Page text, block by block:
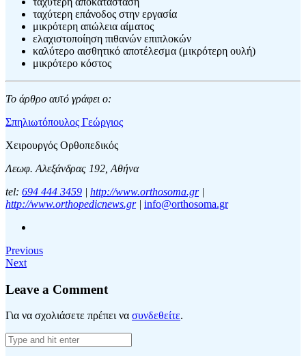
ταχύτερη επάνοδος στην εργασία
μικρότερη απώλεια αίματος
ελαχιστοποίηση πιθανών επιπλοκών
καλύτερο αισθητικό αποτέλεσμα (μικρότερη ουλή)
μικρότερο κόστος
Το άρθρο αυτό γράφει o:
Σπηλιωτόπουλος Γεώργιος
Χειρουργός Ορθοπεδικός
Λεωφ. Αλεξάνδρας 192, Αθήνα
tel: 694 444 3459 | http://www.orthosoma.gr|
http://www.orthopedicnews.gr| info@orthosoma.gr
Previous
Next
Leave a Comment
Για να σχολιάσετε πρέπει να συνδεθείτε.